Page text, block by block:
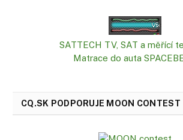
SATTECH TV, SAT a měřící
Matrace do auta
CQ.SK PODPORUJE MOON CONTEST